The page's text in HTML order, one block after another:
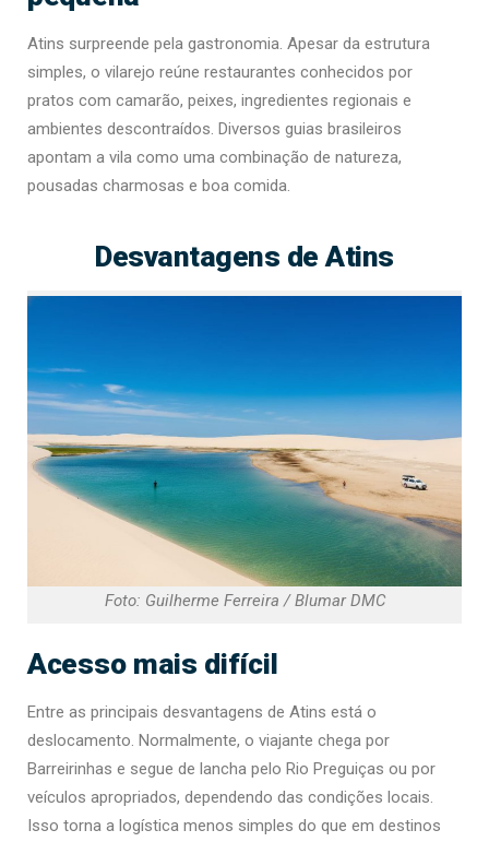
Atins surpreende pela gastronomia. Apesar da estrutura
simples, o vilarejo reúne restaurantes conhecidos por
pratos com camarão, peixes, ingredientes regionais e
ambientes descontraídos. Diversos guias brasileiros
apontam a vila como uma combinação de natureza,
pousadas charmosas e boa comida.
Desvantagens de Atins
Foto: Guilherme Ferreira / Blumar DMC
Acesso mais difícil
Entre as principais desvantagens de Atins está o
deslocamento. Normalmente, o viajante chega por
Barreirinhas e segue de lancha pelo Rio Preguiças ou por
veículos apropriados, dependendo das condições locais.
Isso torna a logística menos simples do que em destinos